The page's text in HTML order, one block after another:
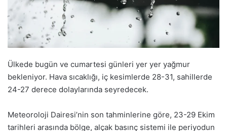
Ülkede bugün ve cumartesi günleri yer yer yağmur
bekleniyor. Hava sıcaklığı, iç kesimlerde 28-31, sahillerde
24-27 derece dolaylarında seyredecek.
Meteoroloji Dairesi’nin son tahminlerine göre, 23-29 Ekim
tarihleri arasında bölge, alçak basınç sistemi ile periyodun